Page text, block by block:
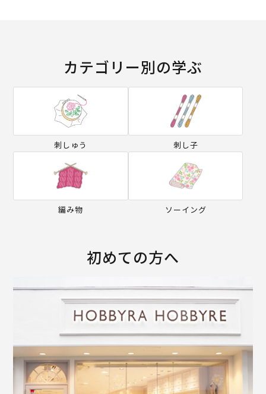
カテゴリー別の学ぶ
刺しゅう 刺し子
編み物 ソーイング
初めての方へ